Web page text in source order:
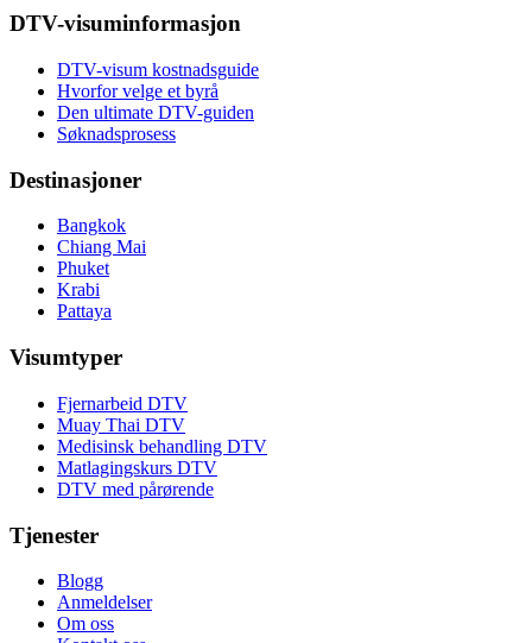
DTV-visuminformasjon
DTV-visum kostnadsguide
Hvorfor velge et byrå
Den ultimate DTV-guiden
Søknadsprosess
Destinasjoner
Bangkok
Chiang Mai
Phuket
Krabi
Pattaya
Visumtyper
Fjernarbeid DTV
Muay Thai DTV
Medisinsk behandling DTV
Matlagingskurs DTV
DTV med pårørende
Tjenester
Blogg
Anmeldelser
Om oss